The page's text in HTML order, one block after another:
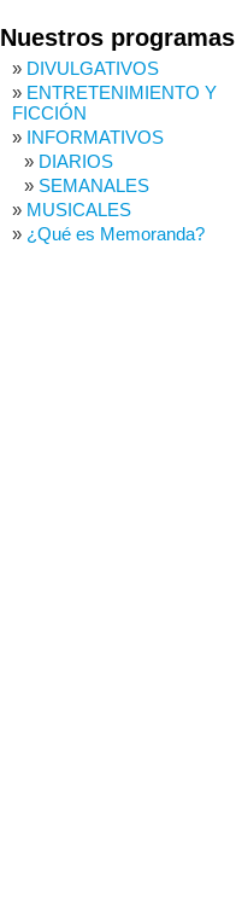
Nuestros programas
DIVULGATIVOS
ENTRETENIMIENTO Y
FICCIÓN
INFORMATIVOS
DIARIOS
SEMANALES
MUSICALES
¿Qué es Memoranda?